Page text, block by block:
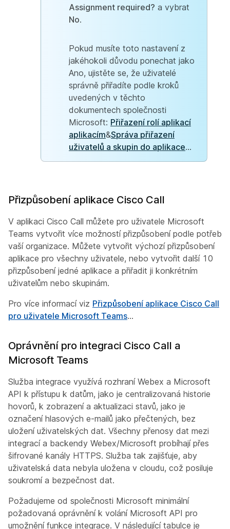
Assignment required? a vybrat
No.
Pokud musíte toto nastavení z
jakéhokoli důvodu ponechat jako
Ano, ujistěte se, že uživatelé
správně přiřadíte podle kroků
uvedených v těchto
dokumentech společnosti
Microsoft: Přiřazení rolí aplikací
aplikacím&Správa přiřazení
uživatelů a skupin do aplikace...
Přizpůsobení aplikace Cisco Call
V aplikaci Cisco Call můžete pro uživatele Microsoft
Teams vytvořit více možností přizpůsobení podle potřeb
vaší organizace. Můžete vytvořit výchozí přizpůsobení
aplikace pro všechny uživatele, nebo vytvořit další 10
přizpůsobení jedné aplikace a přiřadit ji konkrétním
uživatelům nebo skupinám.
Pro více informací viz Přizpůsobení aplikace Cisco Call
pro uživatele Microsoft Teams...
Oprávnění pro integraci Cisco Call a
Microsoft Teams
Služba integrace využívá rozhraní Webex a Microsoft
API k přístupu k datům, jako je centralizovaná historie
hovorů, k zobrazení a aktualizaci stavů, jako je
označení hlasových e-mailů jako přečtených, bez
uložení uživatelských dat. Všechny přenosy dat mezi
integrací a backendy Webex/Microsoft probíhají přes
šifrované kanály HTTPS. Služba tak zajišťuje, aby
uživatelská data nebyla uložena v cloudu, což posiluje
soukromí a bezpečnost dat.
Požadujeme od společnosti Microsoft minimální
požadovaná oprávnění k volání Microsoft API pro
umožnění funkce integrace. V následující tabulce je